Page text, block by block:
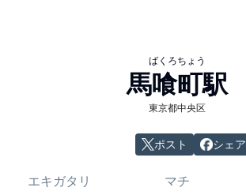
ばくろちょう
馬喰町駅
東京都中央区
ポスト シェア
エキガタリ マチ